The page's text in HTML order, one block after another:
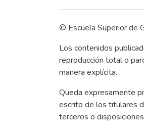
© Escuela Superior de
Los contenidos
reproducción total o
manera explícita.
Queda expresamente
escrito de los titulares
terceros o